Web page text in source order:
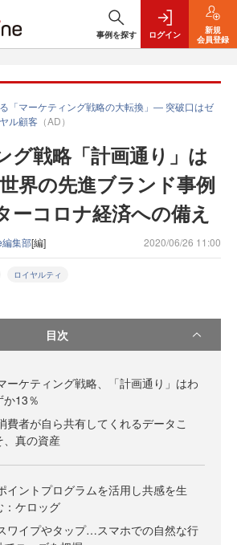
事例を探す ログイン
新規
会員登録
「マーケティング戦略の大転換」― 突破口はゼ
ル顧客 （AD）
グ戦略「計画通り」は
界の先進ブランド事例
ーコロナ経済への備え
集部[編] 2020/06/26 11:00
ロイヤルティ
目次
ーケティング戦略、「計画通り」はわ
か13％
費者が自ら共有してくれるデータこ
、真の資産
イントプログラムを活用し共感を生
：ケロッグ
ワイプやタップ…スマホでの自然な行